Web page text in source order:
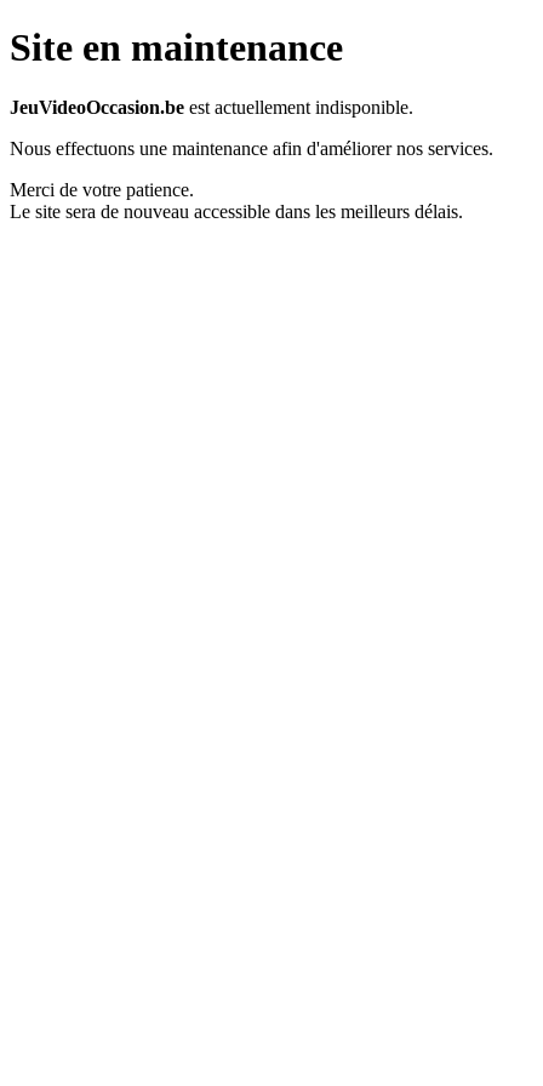
Site en maintenance
JeuVideoOccasion.be est actuellement indisponible.
Nous effectuons une maintenance afin d'améliorer nos services.
Merci de votre patience.
Le site sera de nouveau accessible dans les meilleurs délais.